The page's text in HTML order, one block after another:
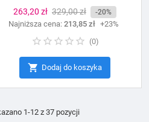
Cena
263,20 zł Cena
podstawowa
329,00 zł -20%
Najniższa cena: 213,85 zł +23%
(0)
 Dodaj do koszyka
1-12 z 37 pozycji